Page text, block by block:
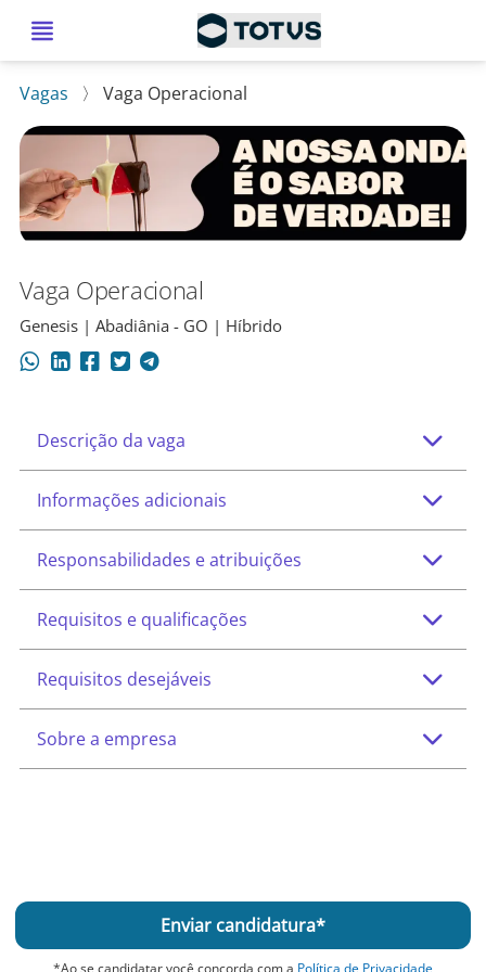
Vagas 〉 Vaga Operacional
Vaga Operacional
Genesis | Abadiânia - GO | Híbrido
Descrição da vaga
Teste
Informações adicionais
Faixa salarial
A combinar
Regime de contratação
Teste
Responsabilidades e atribuições
Teste
Requisitos e qualificações
Teste
Requisitos desejáveis
Teste
Sobre a empresa
Enviar candidatura*